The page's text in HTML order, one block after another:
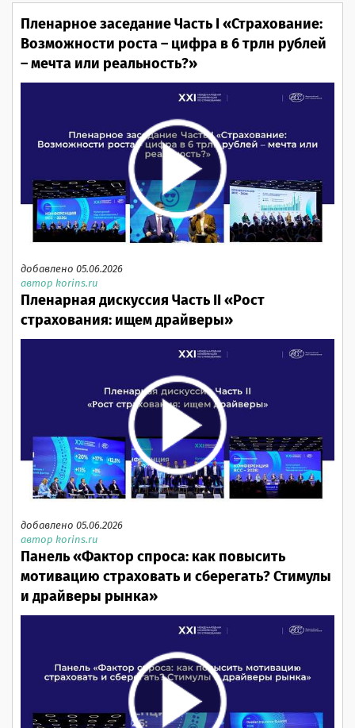
Пленарное заседание Часть I «Страхование:
Возможности роста – цифра в 6 трлн рублей
– мечта или реальность?»
добавлено 05.06.2026
автор korins.ru
Пленарная дискуссия Часть II «Рост
страхования: ищем драйверы»
добавлено 05.06.2026
автор korins.ru
Панель «Фактор спроса: как повысить
мотивацию страховать и сберегать? Стимулы
и драйверы рынка»